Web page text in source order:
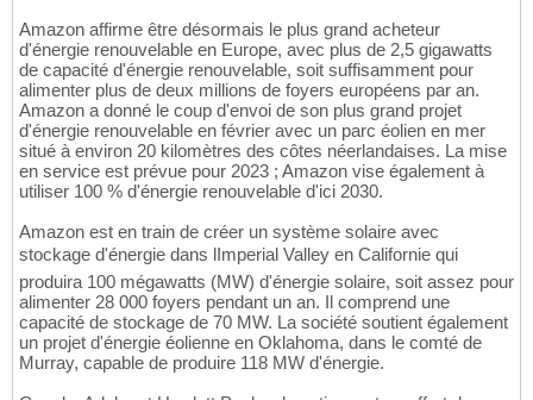
Amazon affirme être désormais le plus grand acheteur
d'énergie renouvelable en Europe, avec plus de 2,5 gigawatts
de capacité d'énergie renouvelable, soit suffisamment pour
alimenter plus de deux millions de foyers européens par an.
Amazon a donné le coup d'envoi de son plus grand projet
d'énergie renouvelable en février avec un parc éolien en mer
situé à environ 20 kilomètres des côtes néerlandaises. La mise
en service est prévue pour 2023 ; Amazon vise également à
utiliser 100 % d'énergie renouvelable d'ici 2030.
Amazon est en train de créer un système solaire avec
stockage d'énergie dans lImperial Valley en Californie qui
produira 100 mégawatts (MW) d'énergie solaire, soit assez pour
alimenter 28 000 foyers pendant un an. Il comprend une
capacité de stockage de 70 MW. La société soutient également
un projet d'énergie éolienne en Oklahoma, dans le comté de
Murray, capable de produire 118 MW d'énergie.